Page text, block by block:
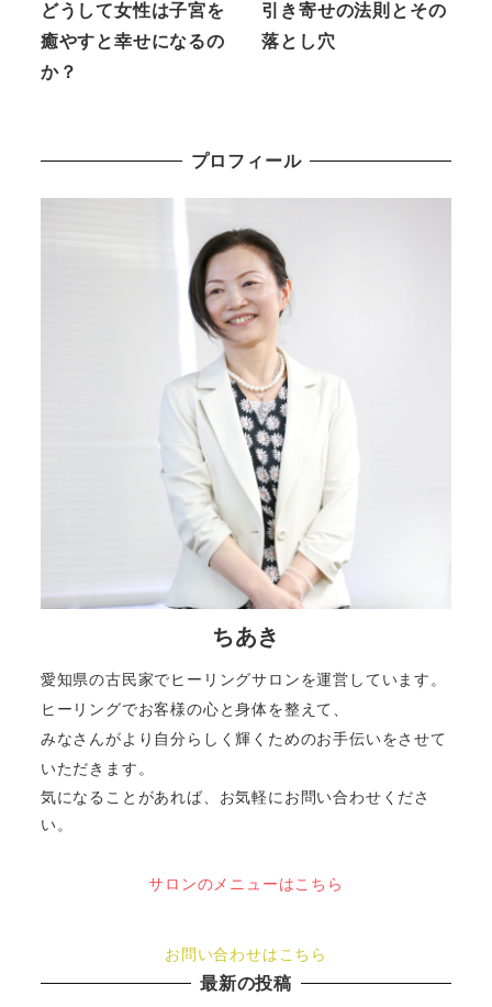
どうして女性は子宮を
癒やすと幸せになるの
か？
引き寄せの法則とその
落とし穴
プロフィール
ちあき
愛知県の古民家でヒーリングサロンを運営しています。
ヒーリングでお客様の心と身体を整えて、
みなさんがより自分らしく輝くためのお手伝いをさせて
いただきます。
気になることがあれば、お気軽にお問い合わせくださ
い。
サロンのメニューはこちら
お問い合わせはこちら
最新の投稿